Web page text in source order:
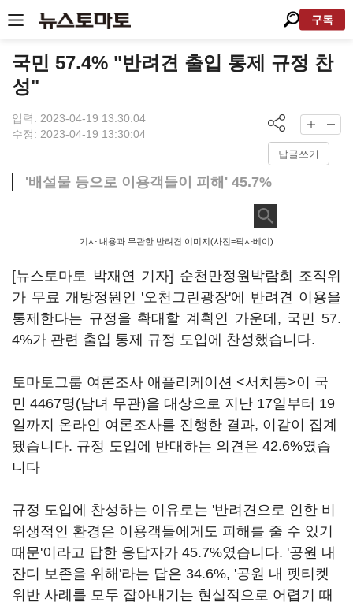
구독
국민 57.4% "반려견 출입 통제 규정 찬
성"
입력: 2023-04-19 13:30:04
수정: 2023-04-19 13:30:04
답글쓰기
'배설물 등으로 이용객들이 피해' 45.7%
기사 내용과 무관한 반려견 이미지(사진=픽사베이)
[뉴스토마토 박재연 기자] 순천만정원박람회 조직위
가 무료 개방정원인 '오천그린광장'에 반려견 이용을
통제한다는 규정을 확대할 계획인 가운데, 국민 57.
4%가 관련 출입 통제 규정 도입에 찬성했습니다.
토마토그룹 여론조사 애플리케이션 <서치통>이 국
민 4467명(남녀 무관)을 대상으로 지난 17일부터 19
일까지 온라인 여론조사를 진행한 결과, 이같이 집계
됐습니다. 규정 도입에 반대하는 의견은 42.6%였습
니다
규정 도입에 찬성하는 이유로는 '반려견으로 인한 비
위생적인 환경은 이용객들에게도 피해를 줄 수 있기
때문'이라고 답한 응답자가 45.7%였습니다. '공원 내
잔디 보존을 위해'라는 답은 34.6%, '공원 내 펫티켓
위반 사례를 모두 잡아내기는 현실적으로 어렵기 때